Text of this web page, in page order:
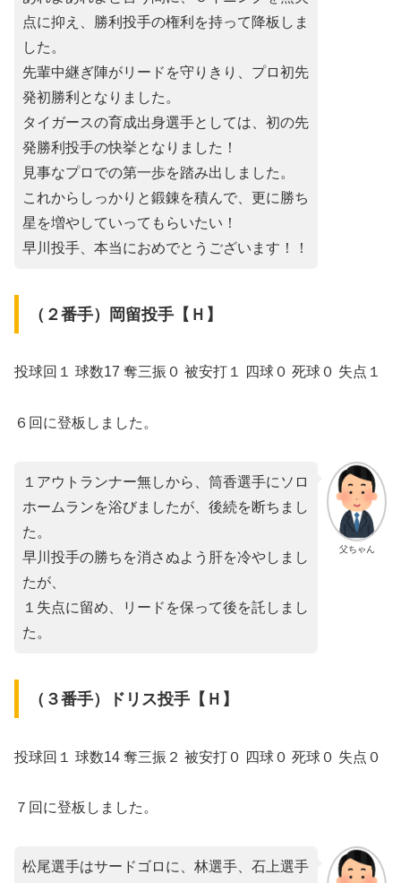
点に抑え、勝利投手の権利を持って降板しま
した。
先輩中継ぎ陣がリードを守りきり、プロ初先
発初勝利となりました。
タイガースの育成出身選手としては、初の先
発勝利投手の快挙となりました！
見事なプロでの第一歩を踏み出しました。
これからしっかりと鍛錬を積んで、更に勝ち
星を増やしていってもらいたい！
早川投手、本当におめでとうございます！！
（２番手）岡留投手【Ｈ】
投球回１ 球数17 奪三振０ 被安打１ 四球０ 死球０ 失点１
６回に登板しました。
父ちゃん
１アウトランナー無しから、筒香選手にソロ
ホームランを浴びましたが、後続を断ちまし
た。
早川投手の勝ちを消さぬよう肝を冷やしまし
たが、
１失点に留め、リードを保って後を託しまし
た。
（３番手）ドリス投手【Ｈ】
投球回１ 球数14 奪三振２ 被安打０ 四球０ 死球０ 失点０
７回に登板しました。
松尾選手はサードゴロに、林選手、石上選手